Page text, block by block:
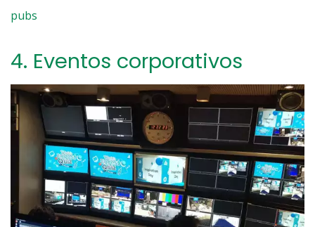
pubs
4. Eventos corporativos